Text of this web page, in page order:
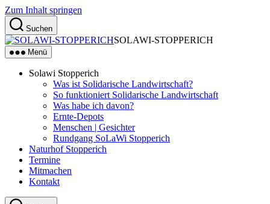
Zum Inhalt springen
Suchen
SOLAWI-STOPPERICH
Menü
Solawi Stopperich
Was ist Solidarische Landwirtschaft?
So funktioniert Solidarische Landwirtschaft
Was habe ich davon?
Ernte-Depots
Menschen | Gesichter
Rundgang SoLaWi Stopperich
Naturhof Stopperich
Termine
Mitmachen
Kontakt